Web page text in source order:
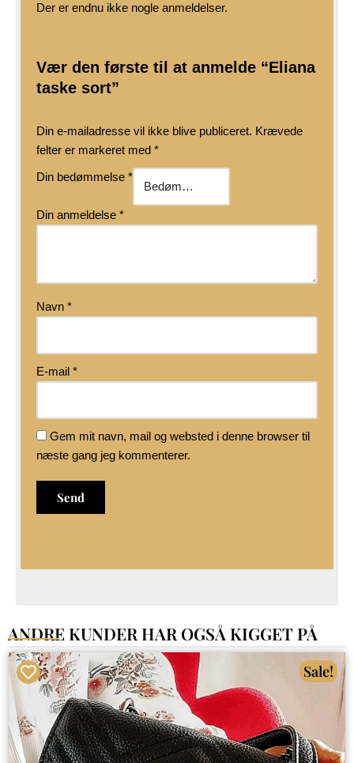
Der er endnu ikke nogle anmeldelser.
Vær den første til at anmelde “Eliana
taske sort”
Din e-mailadresse vil ikke blive publiceret. Krævede
felter er markeret med *
Din bedømmelse *
Din anmeldelse *
Navn *
E-mail *
Gem mit navn, mail og websted i denne browser til
næste gang jeg kommenterer.
ANDRE KUNDER HAR OGSÅ KIGGET PÅ
Sale!